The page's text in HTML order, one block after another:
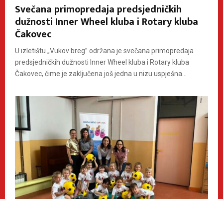
Svečana primopredaja predsjedničkih
dužnosti Inner Wheel kluba i Rotary kluba
Čakovec
U izletištu „Vukov breg” održana je svečana primopredaja
predsjedničkih dužnosti Inner Wheel kluba i Rotary kluba
Čakovec, čime je zaključena još jedna u nizu uspješna...